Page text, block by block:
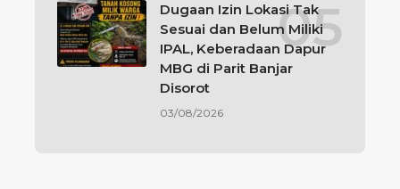
Dugaan Izin Lokasi Tak
Sesuai dan Belum Miliki
IPAL, Keberadaan Dapur
MBG di Parit Banjar
Disorot
03/08/2026